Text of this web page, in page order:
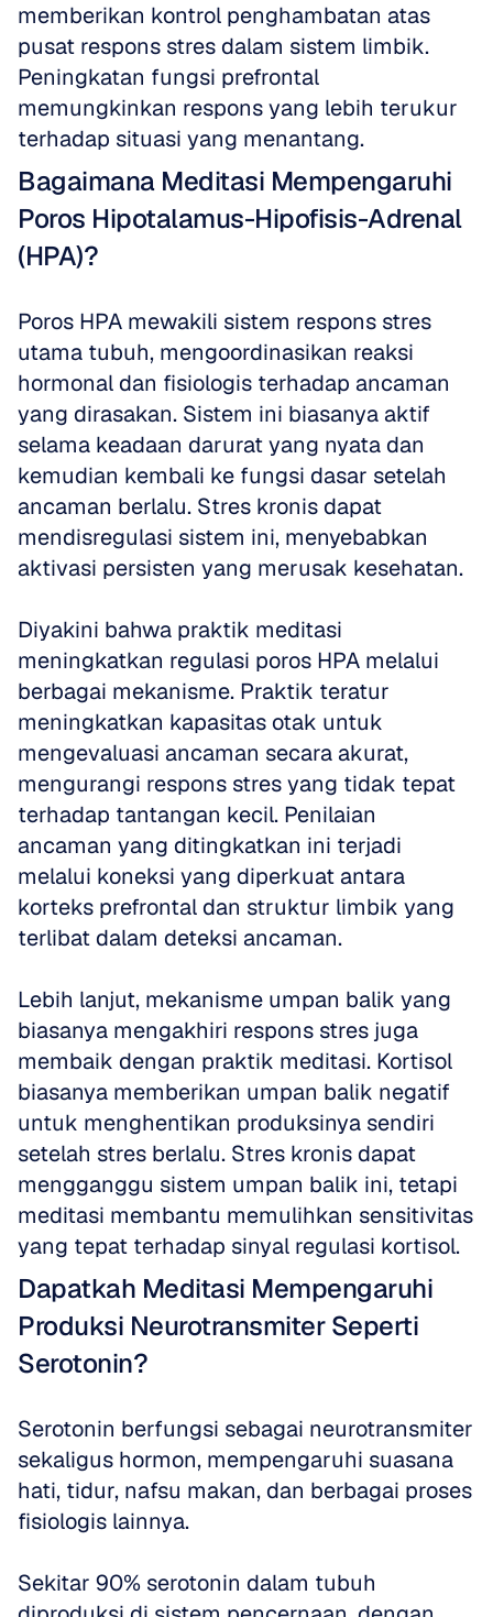
memberikan kontrol penghambatan atas
pusat respons stres dalam sistem limbik.
Peningkatan fungsi prefrontal
memungkinkan respons yang lebih terukur
terhadap situasi yang menantang.
Bagaimana Meditasi Mempengaruhi
Poros Hipotalamus-Hipofisis-Adrenal
(HPA)?
Poros HPA mewakili sistem respons stres
utama tubuh, mengoordinasikan reaksi
hormonal dan fisiologis terhadap ancaman
yang dirasakan. Sistem ini biasanya aktif
selama keadaan darurat yang nyata dan
kemudian kembali ke fungsi dasar setelah
ancaman berlalu. Stres kronis dapat
mendisregulasi sistem ini, menyebabkan
aktivasi persisten yang merusak kesehatan.
Diyakini bahwa praktik meditasi
meningkatkan regulasi poros HPA melalui
berbagai mekanisme. Praktik teratur
meningkatkan kapasitas otak untuk
mengevaluasi ancaman secara akurat,
mengurangi respons stres yang tidak tepat
terhadap tantangan kecil. Penilaian
ancaman yang ditingkatkan ini terjadi
melalui koneksi yang diperkuat antara
korteks prefrontal dan struktur limbik yang
terlibat dalam deteksi ancaman.
Lebih lanjut, mekanisme umpan balik yang
biasanya mengakhiri respons stres juga
membaik dengan praktik meditasi. Kortisol
biasanya memberikan umpan balik negatif
untuk menghentikan produksinya sendiri
setelah stres berlalu. Stres kronis dapat
mengganggu sistem umpan balik ini, tetapi
meditasi membantu memulihkan sensitivitas
yang tepat terhadap sinyal regulasi kortisol.
Dapatkah Meditasi Mempengaruhi
Produksi Neurotransmiter Seperti
Serotonin?
Serotonin berfungsi sebagai neurotransmiter
sekaligus hormon, mempengaruhi suasana
hati, tidur, nafsu makan, dan berbagai proses
fisiologis lainnya.
Sekitar 90% serotonin dalam tubuh